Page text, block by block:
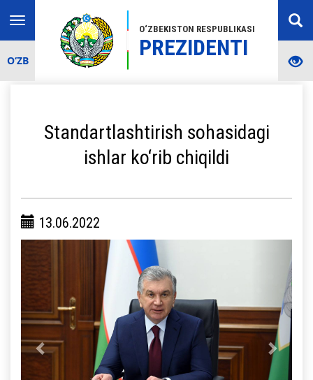
O‘ZBEKISTON RESPUBLIKASI
PREZIDENTI
Toggle
navigation
O‘ZB
Standartlashtirish sohasidagi
ishlar ko‘rib chiqildi
13.06.2022